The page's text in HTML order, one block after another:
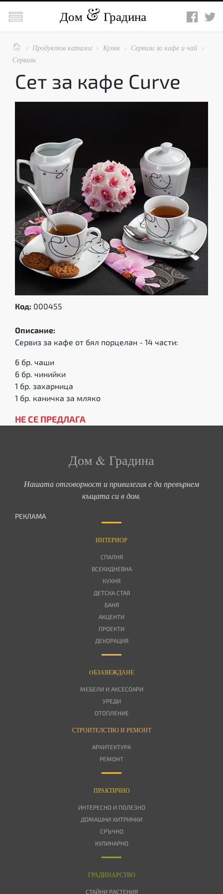
 Дом Градина
  Продуктов каталог  Кухня  Сервизи за кафе и чай 
Сервизи
Сет за кафе Curve
Код: 000455
Описание:
Сервиз за кафе от бял порцелан - 14 части:
6 бр. чаши
6 бр. чинийки
1 бр. захарница
1 бр. каничка за мляко
НЕ СЕ ПРЕДЛАГА
Дом & Градина
Нашата отговорност и привилегия е да превърнем
къщата си в дом.
РЕКЛАМА
ИНТЕРИОР
СПАЛНЯ
ВСЕКИДНЕВНА
КУХНЯ
ДЕТСКА СТАЯ
БАНЯ
АКЦЕНТИ
ПРОЕКТИ
ДЕКОРАЦИЯ
OБЗАВЕЖДАНЕ
МЕБЕЛИ И АКСЕСОАРИ
УРЕДИ
ОТОПЛЕНИЕ
СТРОИТЕЛСТВО И РЕМОНТ
АРХИТЕКТУРА
РЕМОНТ
ПРАКТИЧНО
ИНТЕРЕСНО И ПОЛЕЗНО
ДОМАШНИ ХИТРИНКИ
СРЪЧНО
КУЛИНАРНО
ГРАДИНАРСТВО
СТАЙНИ РАСТЕНИЯ